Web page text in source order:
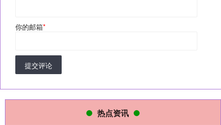
你的邮箱*
提交评论
热点资讯